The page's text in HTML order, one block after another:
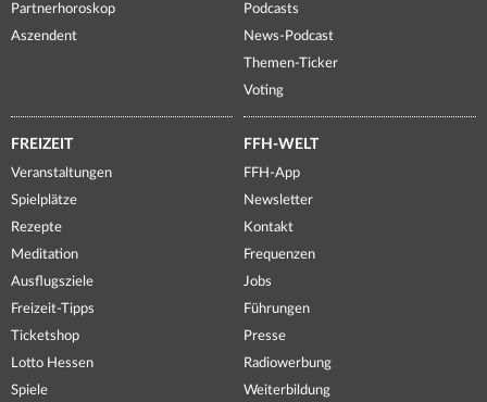
Partnerhoroskop
Aszendent
Podcasts
News-Podcast
Themen-Ticker
Voting
FREIZEIT
Veranstaltungen
Spielplätze
Rezepte
Meditation
Ausflugsziele
Freizeit-Tipps
Ticketshop
Lotto Hessen
Spiele
FFH-WELT
FFH-App
Newsletter
Kontakt
Frequenzen
Jobs
Führungen
Presse
Radiowerbung
Weiterbildung